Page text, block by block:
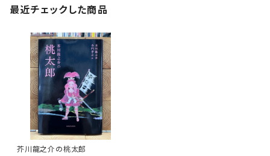
最近チェックした商品
芥川龍之介の桃太郎